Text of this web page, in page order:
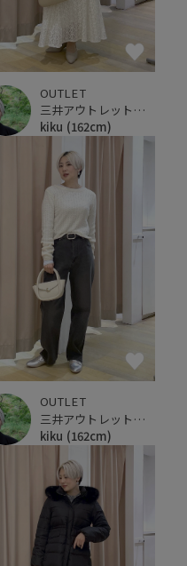
OUTLET
三井アウトレットパーク 仙台港
kiku (162cm)
OUTLET
三井アウトレットパーク 仙台港
kiku (162cm)